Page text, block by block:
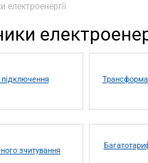
електроенергії
зчитування